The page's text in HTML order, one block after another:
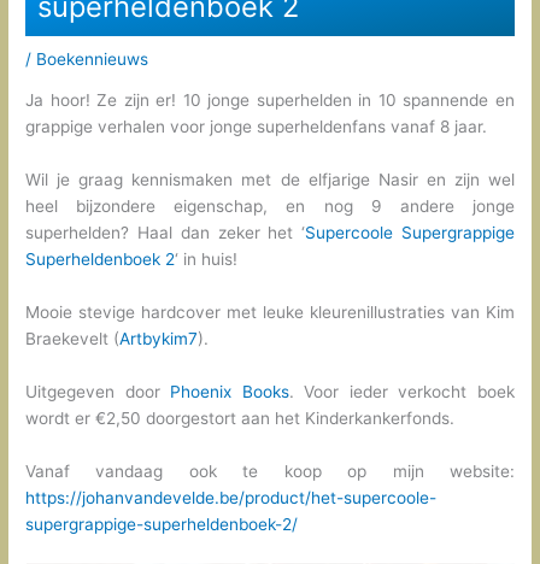
/ Boekennieuws
Ja hoor! Ze zijn er! 10 jonge superhelden in 10 spannende en
grappige verhalen voor jonge superheldenfans vanaf 8 jaar.
Wil je graag kennismaken met de elfjarige Nasir en zijn wel
heel bijzondere eigenschap, en nog 9 andere jonge
superhelden? Haal dan zeker het ‘Supercoole Supergrappige
Superheldenboek 2‘ in huis!
Mooie stevige hardcover met leuke kleurenillustraties van Kim
Braekevelt (Artbykim7).
Uitgegeven door Phoenix Books. Voor ieder verkocht boek
wordt er €2,50 doorgestort aan het Kinderkankerfonds.
Vanaf vandaag ook te koop op mijn website:
https://johanvandevelde.be/product/het-supercoole-
supergrappige-superheldenboek-2/